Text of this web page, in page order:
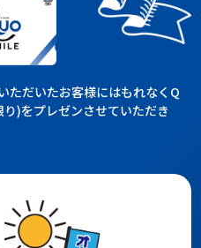
ただいたお客様にはもれなくQ
)をプレゼンさせていただき